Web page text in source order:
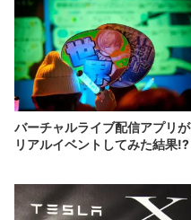
バーチャルライブ配信アプリが
リアルイベントしてみた結果!?